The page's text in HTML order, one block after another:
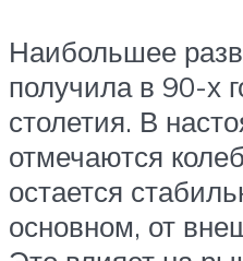
Наибольшее
получила в 90-х
столетия. В
отмечаются
остается
основном, от